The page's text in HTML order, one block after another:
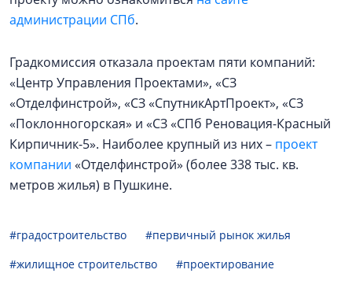
администрации СПб.
Градкомиссия отказала проектам пяти компаний:
«Центр Управления Проектами», «СЗ
«Отделфинстрой», «СЗ «СпутникАртПроект», «СЗ
«Поклонногорская» и «СЗ «СПб Реновация-Красный
Кирпичник-5». Наиболее крупный из них – проект
компании «Отделфинстрой» (более 338 тыс. кв.
метров жилья) в Пушкине.
#градостроительство
#первичный рынок жилья
#жилищное строительство
#проектирование